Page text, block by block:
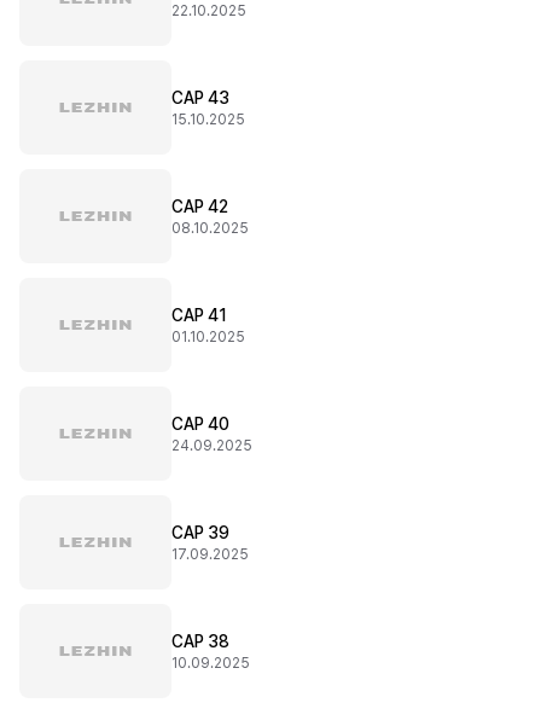
22.10.2025
CAP 43
15.10.2025
CAP 42
08.10.2025
CAP 41
01.10.2025
CAP 40
24.09.2025
CAP 39
17.09.2025
CAP 38
10.09.2025